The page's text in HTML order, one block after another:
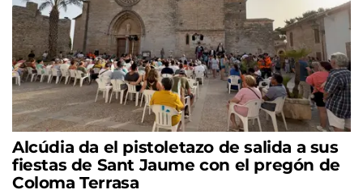
Alcúdia da el pistoletazo de salida a sus
fiestas de Sant Jaume con el pregón de
Coloma Terrasa